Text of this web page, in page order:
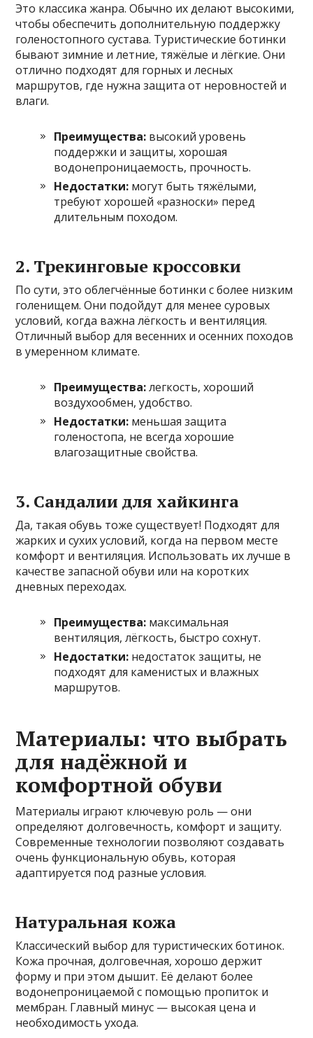
Это классика жанра. Обычно их делают высокими,
чтобы обеспечить дополнительную поддержку
голеностопного сустава. Туристические ботинки
бывают зимние и летние, тяжёлые и лёгкие. Они
отлично подходят для горных и лесных
маршрутов, где нужна защита от неровностей и
влаги.
Преимущества: высокий уровень
поддержки и защиты, хорошая
водонепроницаемость, прочность.
Недостатки: могут быть тяжёлыми,
требуют хорошей «разноски» перед
длительным походом.
2. Трекинговые кроссовки
По сути, это облегчённые ботинки с более низким
голенищем. Они подойдут для менее суровых
условий, когда важна лёгкость и вентиляция.
Отличный выбор для весенних и осенних походов
в умеренном климате.
Преимущества:легкость, хороший
воздухообмен, удобство.
Недостатки: меньшая защита
голеностопа, не всегда хорошие
влагозащитные свойства.
3. Сандалии для хайкинга
Да, такая обувь тоже существует! Подходят для
жарких и сухих условий, когда на первом месте
комфорт и вентиляция. Использовать их лучше в
качестве запасной обуви или на коротких
дневных переходах.
Преимущества: максимальная
вентиляция, лёгкость, быстро сохнут.
Недостатки: недостаток защиты, не
подходят для каменистых и влажных
маршрутов.
Материалы: что выбрать
для надёжной и
комфортной обуви
Материалы играют ключевую роль — они
определяют долговечность, комфорт и защиту.
Современные технологии позволяют создавать
очень функциональную обувь, которая
адаптируется под разные условия.
Натуральная кожа
Классический выбор для туристических ботинок.
Кожа прочная, долговечная, хорошо держит
форму и при этом дышит. Её делают более
водонепроницаемой с помощью пропиток и
мембран. Главный минус — высокая цена и
необходимость ухода.